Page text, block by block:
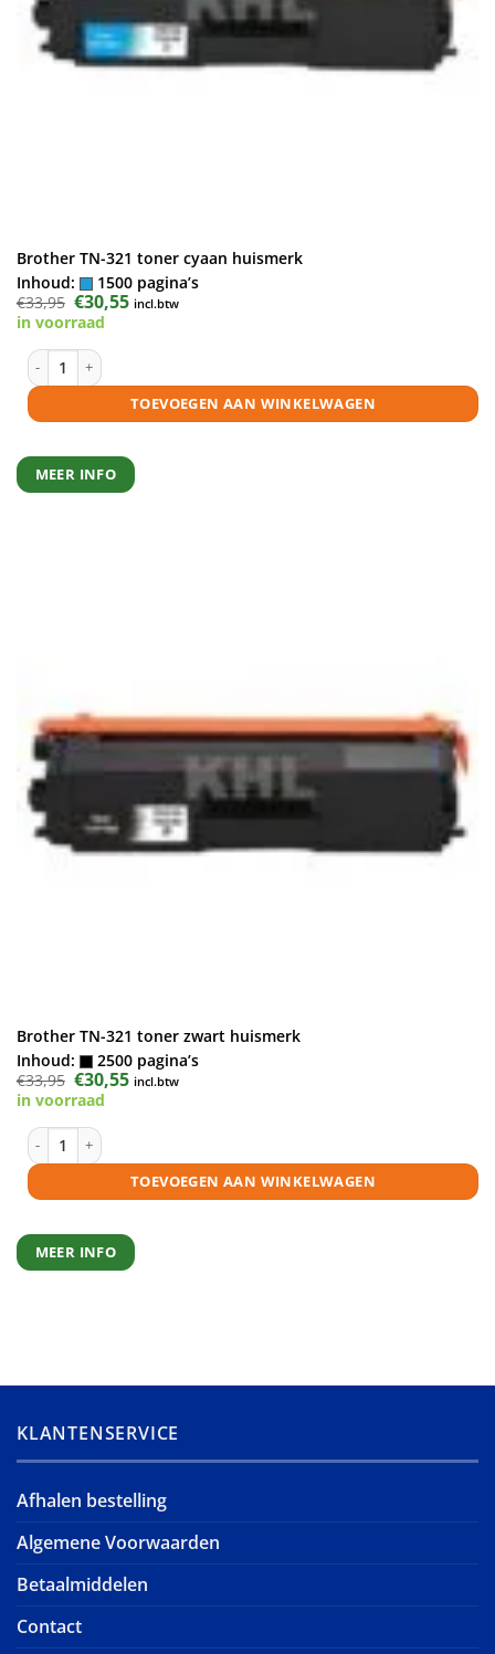
Brother TN-321 toner cyaan huismerk
Inhoud:
1500 pagina’s
€33,95 Oorspronkelijke
prijs
was:
€30,55Huidige
prijs
incl.btw
in voorraad
Brother TN-321 toner cyaan huismerk aantal
TOEVOEGEN AAN WINKELWAGEN
MEER INFO
Brother TN-321 toner zwart huismerk
Inhoud:
2500 pagina’s
€33,95 Oorspronkelijke
prijs
was:
€30,55Huidige
prijs
incl.btw
in voorraad
Brother TN-321 toner zwart huismerk aantal
TOEVOEGEN AAN WINKELWAGEN
MEER INFO
KLANTENSERVICE
Afhalen bestelling
Algemene Voorwaarden
Betaalmiddelen
Contact